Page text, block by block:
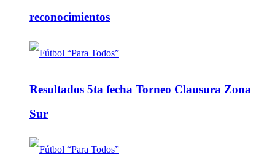
reconocimientos
Resultados 5ta fecha Torneo Clausura Zona
Sur